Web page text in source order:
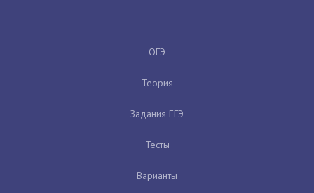
ОГЭ
Теория
Задания ЕГЭ
Тесты
Варианты